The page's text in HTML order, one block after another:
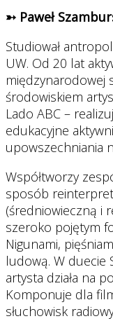
➳ Paweł
Studiował
UW. Od 20 lat
międzynarodowej
środowiskiem
Lado ABC –
edukacyjne
upowszechniania
Współtworzy
sposób
(średniowieczną i
szeroko pojętym
Nigunami,
ludową. W duecie
artysta działa na
Komponuje dla
słuchowisk